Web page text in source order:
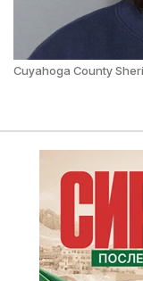
Cuyahoga County